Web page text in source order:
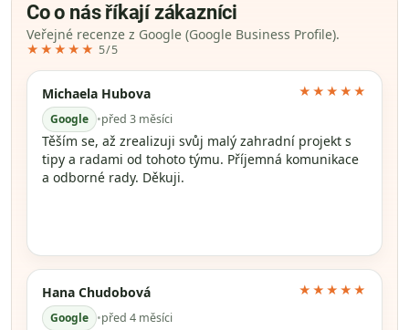
Co o nás říkají zákazníci
Veřejné recenze z Google (Google Business Profile).
★★★★★ 5/5
Michaela Hubova
Google •před 3 měsíci
★★★★★
Těším se, až zrealizuji svůj malý zahradní projekt s
tipy a radami od tohoto týmu. Příjemná komunikace
a odborné rady. Děkuji.
Hana Chudobová
Google •před 4 měsíci
★★★★★